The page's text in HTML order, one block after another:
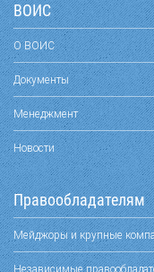
ВОИС
О ВОИС
Документы
Менеджмент
Новости
Правообладателям
Мейджоры и крупные
Независимые